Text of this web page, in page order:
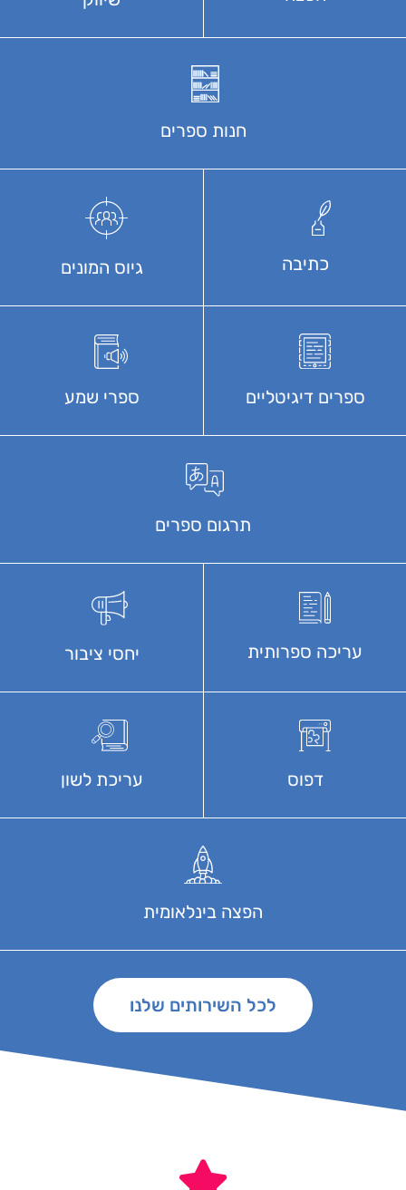
חנות ספרים
כתיבה גיוס המונים
ספרים דיגיטליים ספרי שמע
תרגום ספרים
עריכה ספרותית יחסי ציבור
דפוס עריכת לשון
הפצה בינלאומית
לכל השירותים שלנו